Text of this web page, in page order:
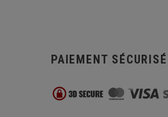
PAIEMENT SÉCURISÉ